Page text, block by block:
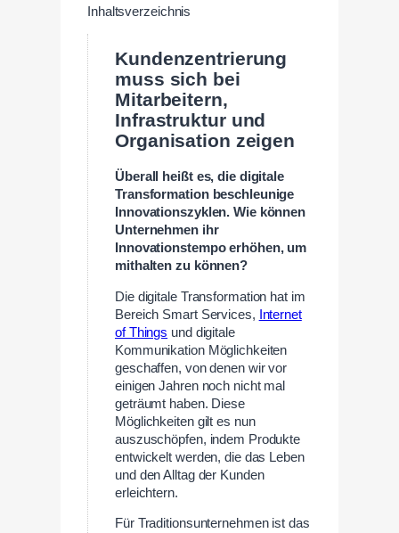
Inhaltsverzeichnis
Kundenzentrierung
muss sich bei
Mitarbeitern,
Infrastruktur und
Organisation zeigen
Überall heißt es, die digitale
Transformation beschleunige
Innovationszyklen. Wie können
Unternehmen ihr
Innovationstempo erhöhen, um
mithalten zu können?
Die digitale Transformation hat im
Bereich Smart Services,
Internet
of Things und digitale
Kommunikation Möglichkeiten
geschaffen, von denen wir vor
einigen Jahren noch nicht mal
geträumt haben. Diese
Möglichkeiten gilt es nun
auszuschöpfen, indem Produkte
entwickelt werden, die das Leben
und den Alltag der Kunden
erleichtern.
Für Traditionsunternehmen ist das